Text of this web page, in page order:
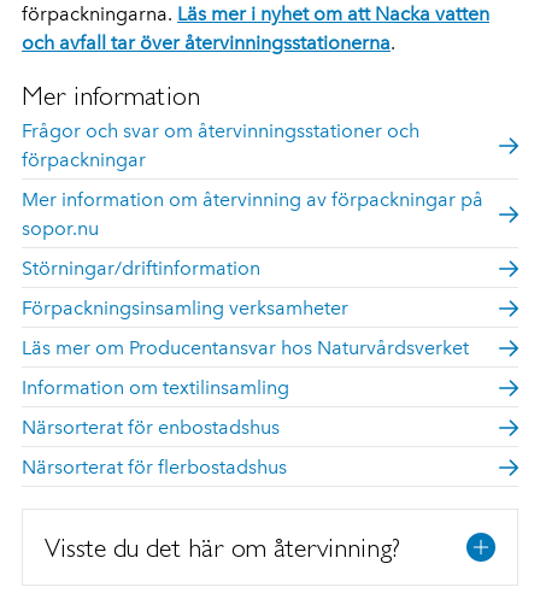
förpackningarna. Läs mer i nyhet om att Nacka vatten
och avfall tar över återvinningsstationerna.
Mer information
Frågor och svar om återvinningsstationer och
förpackningar
Mer information om återvinning av förpackningar på
sopor.nu
Störningar/driftinformation
Förpackningsinsamling verksamheter
Läs mer om Producentansvar hos Naturvårdsverket
Information om textilinsamling
Närsorterat för enbostadshus
Närsorterat för flerbostadshus
Visste du det här om återvinning?